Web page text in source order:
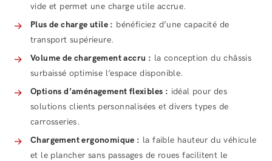
vide et permet une charge utile accrue.
Plus de charge utile : bénéficiez d’une capacité de
transport supérieure.
Volume de chargement accru : la conception du châssis
surbaissé optimise l’espace disponible.
Options d’aménagement flexibles : idéal pour des
solutions clients personnalisées et divers types de
carrosseries.
Chargement ergonomique : la faible hauteur du véhicule
et le plancher sans passages de roues facilitent le